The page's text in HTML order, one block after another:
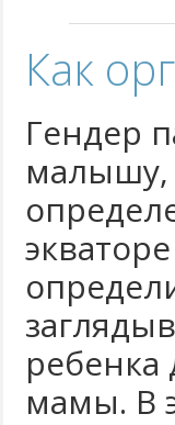
Как
Гендер
малышу,
мамы. В